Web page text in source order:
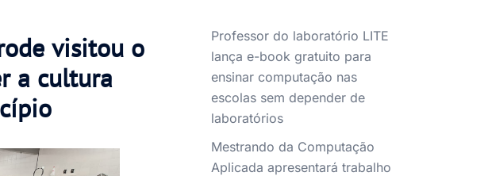
visitou o
a cultura
Professor do laboratório LITE
lança e-book gratuito para
ensinar computação nas
escolas sem depender de
laboratórios
Mestrando da Computação
Aplicada apresentará trabalho